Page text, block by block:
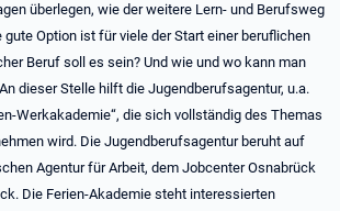
überlegen, wie der weitere Lern- und Berufsweg
gute Option ist für viele der Start einer beruflichen
Beruf soll es sein? Und wie und wo kann man
dieser Stelle hilft die Jugendberufsagentur, u.a.
Werkakademie“, die sich vollständig des Themas
wird. Die Jugendberufsagentur beruht auf
Agentur für Arbeit, dem Jobcenter Osnabrück
Die Ferien-Akademie steht interessierten